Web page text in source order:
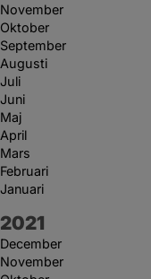
November
Oktober
September
Augusti
Juli
Juni
Maj
April
Mars
Februari
Januari
År:
2021
December
November